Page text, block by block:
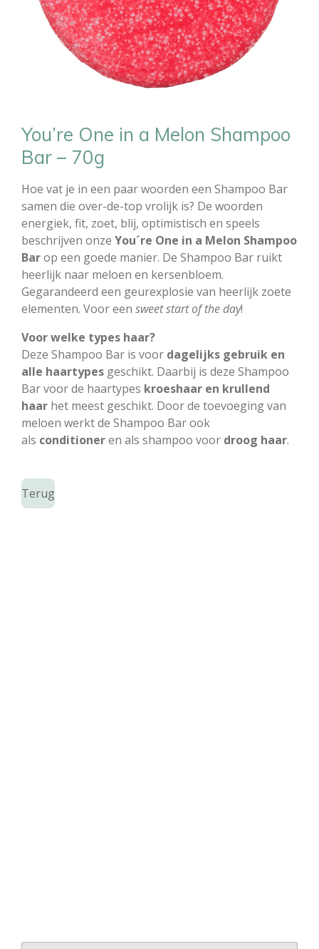
You’re One in a Melon Shampoo
Bar – 70g
Hoe vat je in een paar woorden een Shampoo Bar
samen die over-de-top vrolijk is? De woorden
energiek, fit, zoet, blij, optimistisch en speels
beschrijven onze You´re One in a Melon Shampoo
Barop een goede manier. De Shampoo Bar ruikt
heerlijk naar meloen en kersenbloem.
Gegarandeerd een geurexplosie van heerlijk zoete
elementen. Voor een sweet start of the day!
Voor welke types haar?
Deze Shampoo Bar is voor dagelijks gebruik en
alle haartypes geschikt. Daarbij is deze Shampoo
Bar voor de haartypes kroeshaar en krullend
haar het meest geschikt. Door de toevoeging van
meloen werkt de Shampoo Bar ook
als conditioneren als shampoo voor droog haar.
Terug